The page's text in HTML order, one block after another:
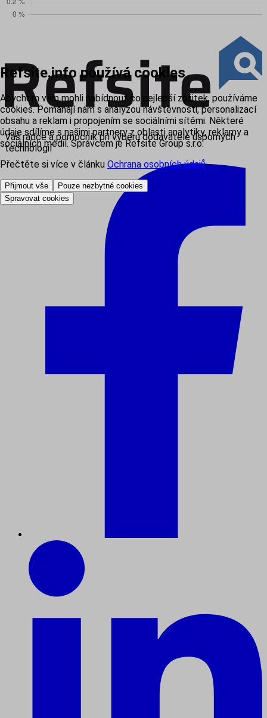
Váš rádce a pomocník při výběru dodavatele úsporných
technologií
Refsite.info používá cookies
Abychom vám mohli nabídnout co nejlepší zážitek, používáme
cookies. Pomáhají nám s analýzou návštěvnosti, personalizací
obsahu a reklam i propojením se sociálními sítěmi. Některé
údaje sdílíme s našimi partnery z oblasti analytiky, reklamy a
sociálních médií. Správcem je Refsite Group s.r.o.
Přečtěte si více v článku Ochrana osobních údajů.
Přijmout vše
Pouze nezbytné cookies
Spravovat cookies